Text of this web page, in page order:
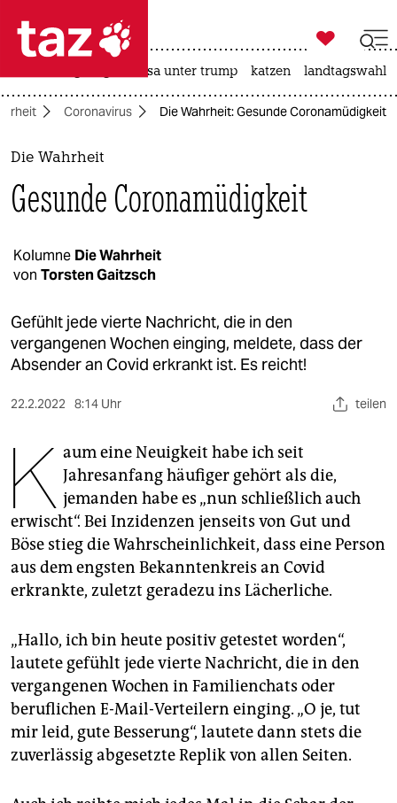
 taz zahl ich
taz zahl ich
themen
politik
gesellschaft
kultur
sport
berlin
wahrheit
verlag
verlag
veranstaltungen
fragen & hilfe
unterstützen
abo
genossenschaft
epaper login

taz zahl ich
usa unter trump katzen landtagswahl
Coronavirus Die Wahrheit: Gesunde Coronamüdigkeit
Die Wahrheit
Gesunde Coronamüdigkeit
Kolumne Die Wahrheit
von Torsten Gaitzsch
Gefühlt jede vierte Nachricht, die in den
vergangenen Wochen einging, meldete, dass der
Absender an Covid erkrankt ist. Es reicht!
22.2.2022 8:14 Uhr teilen
K aum eine Neuigkeit habe ich seit
Jahresanfang häufiger gehört als die,
jemanden habe es „nun schließlich auch
erwischt“. Bei Inzidenzen jenseits von Gut und
Böse stieg die Wahrscheinlichkeit, dass eine Person
aus dem engsten Bekanntenkreis an Covid
erkrankte, zuletzt geradezu ins Lächerliche.
„Hallo, ich bin heute positiv getestet worden“,
lautete gefühlt jede vierte Nachricht, die in den
vergangenen Wochen in Familienchats oder
beruflichen E-Mail-Verteilern einging. „O je, tut
mir leid, gute Besserung“, lautete dann stets die
zuverlässig abgesetzte Replik von allen Seiten.